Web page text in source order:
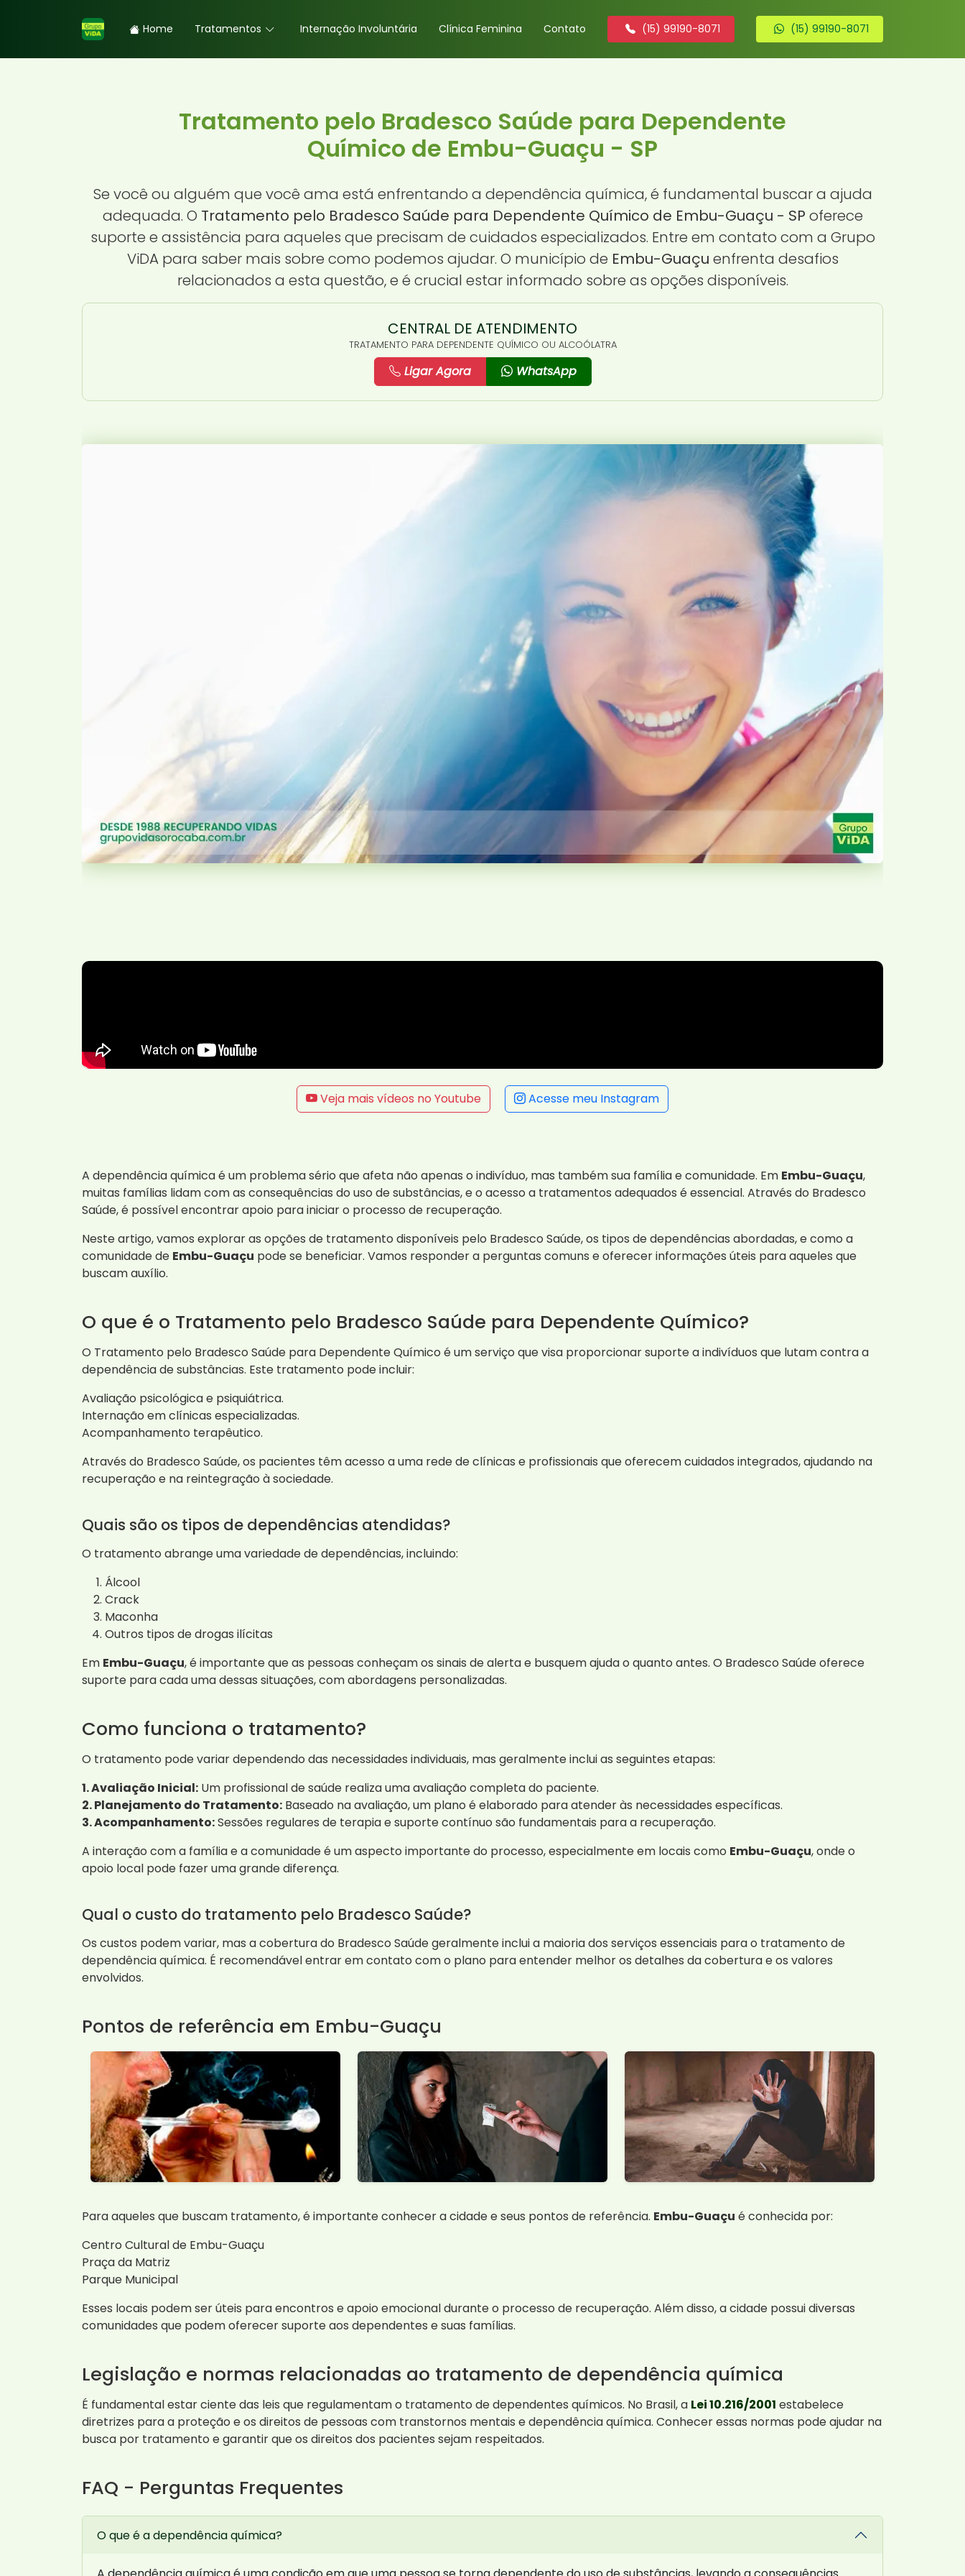
Home Tratamentos Internação Involuntária Clínica Feminina Contato (15) 99190-8071 (15) 99190-8071
Tratamento pelo Bradesco Saúde para Dependente
Químico de Embu-Guaçu - SP
Se você ou alguém que você ama está enfrentando a dependência química, é fundamental buscar a ajuda
adequada. O Tratamento pelo Bradesco Saúde para Dependente Químico de Embu-Guaçu - SP oferece
suporte e assistência para aqueles que precisam de cuidados especializados. Entre em contato com a Grupo
ViDA para saber mais sobre como podemos ajudar. O município de Embu-Guaçu enfrenta desafios
relacionados a esta questão, e é crucial estar informado sobre as opções disponíveis.
CENTRAL DE ATENDIMENTO
TRATAMENTO PARA DEPENDENTE QUÍMICO OU ALCOÓLATRA
Ligar Agora WhatsApp
Veja mais vídeos no Youtube Acesse meu Instagram
A dependência química é um problema sério que afeta não apenas o indivíduo, mas também sua família e comunidade. Em Embu-Guaçu,
muitas famílias lidam com as consequências do uso de substâncias, e o acesso a tratamentos adequados é essencial. Através do Bradesco
Saúde, é possível encontrar apoio para iniciar o processo de recuperação.
Neste artigo, vamos explorar as opções de tratamento disponíveis pelo Bradesco Saúde, os tipos de dependências abordadas, e como a
comunidade de Embu-Guaçu pode se beneficiar. Vamos responder a perguntas comuns e oferecer informações úteis para aqueles que
buscam auxílio.
O que é o Tratamento pelo Bradesco Saúde para Dependente Químico?
O Tratamento pelo Bradesco Saúde para Dependente Químico é um serviço que visa proporcionar suporte a indivíduos que lutam contra a
dependência de substâncias. Este tratamento pode incluir:
Avaliação psicológica e psiquiátrica.
Internação em clínicas especializadas.
Acompanhamento terapêutico.
Através do Bradesco Saúde, os pacientes têm acesso a uma rede de clínicas e profissionais que oferecem cuidados integrados, ajudando na
recuperação e na reintegração à sociedade.
Quais são os tipos de dependências atendidas?
O tratamento abrange uma variedade de dependências, incluindo:
Álcool
Crack
Maconha
Outros tipos de drogas ilícitas
Em Embu-Guaçu, é importante que as pessoas conheçam os sinais de alerta e busquem ajuda o quanto antes. O Bradesco Saúde oferece
suporte para cada uma dessas situações, com abordagens personalizadas.
Como funciona o tratamento?
O tratamento pode variar dependendo das necessidades individuais, mas geralmente inclui as seguintes etapas:
1. Avaliação Inicial: Um profissional de saúde realiza uma avaliação completa do paciente.
2. Planejamento do Tratamento: Baseado na avaliação, um plano é elaborado para atender às necessidades específicas.
3. Acompanhamento:Sessões regulares de terapia e suporte contínuo são fundamentais para a recuperação.
A interação com a família e a comunidade é um aspecto importante do processo, especialmente em locais como Embu-Guaçu, onde o
apoio local pode fazer uma grande diferença.
Qual o custo do tratamento pelo Bradesco Saúde?
Os custos podem variar, mas a cobertura do Bradesco Saúde geralmente inclui a maioria dos serviços essenciais para o tratamento de
dependência química. É recomendável entrar em contato com o plano para entender melhor os detalhes da cobertura e os valores
envolvidos.
Pontos de referência em Embu-Guaçu
Para aqueles que buscam tratamento, é importante conhecer a cidade e seus pontos de referência. Embu-Guaçu é conhecida por:
Centro Cultural de Embu-Guaçu
Praça da Matriz
Parque Municipal
Esses locais podem ser úteis para encontros e apoio emocional durante o processo de recuperação. Além disso, a cidade possui diversas
comunidades que podem oferecer suporte aos dependentes e suas famílias.
Legislação e normas relacionadas ao tratamento de dependência química
É fundamental estar ciente das leis que regulamentam o tratamento de dependentes químicos. No Brasil, a Lei 10.216/2001 estabelece
diretrizes para a proteção e os direitos de pessoas com transtornos mentais e dependência química. Conhecer essas normas pode ajudar na
busca por tratamento e garantir que os direitos dos pacientes sejam respeitados.
FAQ - Perguntas Frequentes
O que é a dependência química?